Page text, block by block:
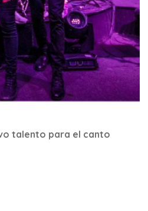
talento para el canto